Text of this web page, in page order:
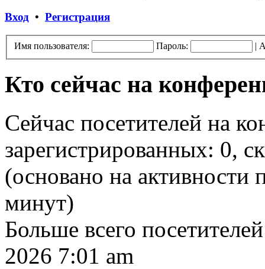
Вход • Регистрация
Имя пользователя: Пароль: |
Кто сейчас на
Сейчас посетителей на
зарегистрированных: 0,
(основано на активности
минут)
Больше всего
2026 7:01 am